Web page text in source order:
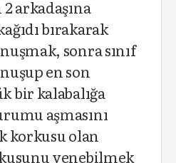
arkadaşına
bırakarak
sonra sınıf
en son
bir kalabalığa
aşmasını
korkusu olan
yenebilmek